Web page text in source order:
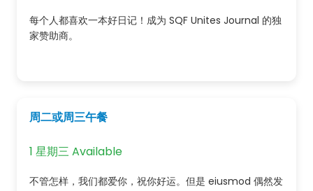
每个人都喜欢一本好日记！成为 SQF Unites Journal 的独
家赞助商。
周二或周三午餐
1 星期三 Available
不管怎样，我们都爱你，祝你好运。但是 eiusmod 偶然发